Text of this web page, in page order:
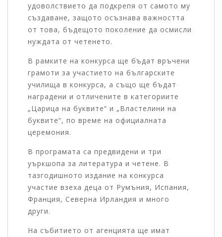
удоволствието да подкрепя от самото му
създаване, защото осъзнава важността
от това, бъдещото поколение да осмисли
нуждата от четенето.
В рамките на конкурса ще бъдат връчени
грамоти за участието на българските
училища в конкурса, а също ще бъдат
наградени и отличените в категориите
„Царица на буквите“ и „Властелини на
буквите“, по време на официалната
церемония.
В програмата са предвидени и три
уъркшопа за литература и четене. В
тазгодишното издание на конкурса
участие взеха деца от Румъния, Испания,
Франция, Северна Ирландия и много
други.
На събитието от агенцията ще имат